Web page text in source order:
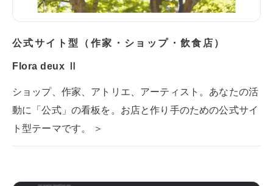
公式サイト型（作家・ショップ・飲食店）
Flora deux Ⅱ
ショップ、作家、アトリエ、アーティスト。あなたの活
動に「公式」の看板を。お店と作り手のための公式サイ
ト型テーマです。 ＞